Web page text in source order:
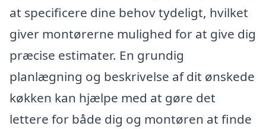
at specificere dine behov tydeligt, hvilket
giver montørerne mulighed for at give dig
præcise estimater. En grundig
planlægning og beskrivelse af dit ønskede
køkken kan hjælpe med at gøre det
lettere for både dig og montøren at finde